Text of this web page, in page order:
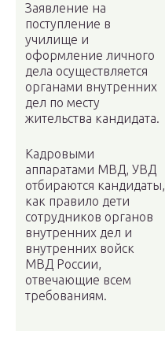
Заявление на
поступление в
училище и
оформление личного
дела осуществляется
органами внутренних
дел по месту
жительства кандидата.
Кадровыми
аппаратами МВД, УВД
отбираются кандидаты,
как правило дети
сотрудников органов
внутренних дел и
внутренних войск
МВД России,
отвечающие всем
требованиям.